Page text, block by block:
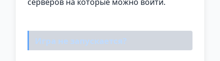
Игра не запускается?